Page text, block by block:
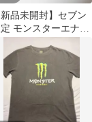
新品未開封】セブン
モンスターエナジ
バイスグァバ